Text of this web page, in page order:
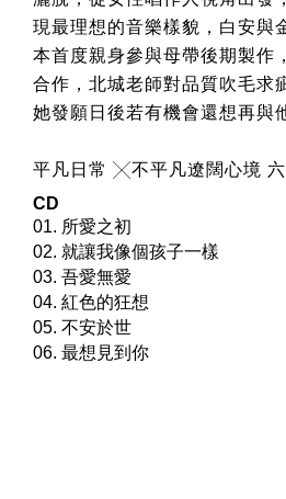
現最理想的音樂樣貌，白安與
本首度親身參與母帶後期製作
合作，北城老師對品質吹毛求
她發願日後若有機會還想再與
平凡日常 ╳不平凡遼闊心境
CD
01. 所愛之初
02. 就讓我像個孩子一樣
03. 吾愛無愛
04. 紅色的狂想
05. 不安於世
06. 最想見到你